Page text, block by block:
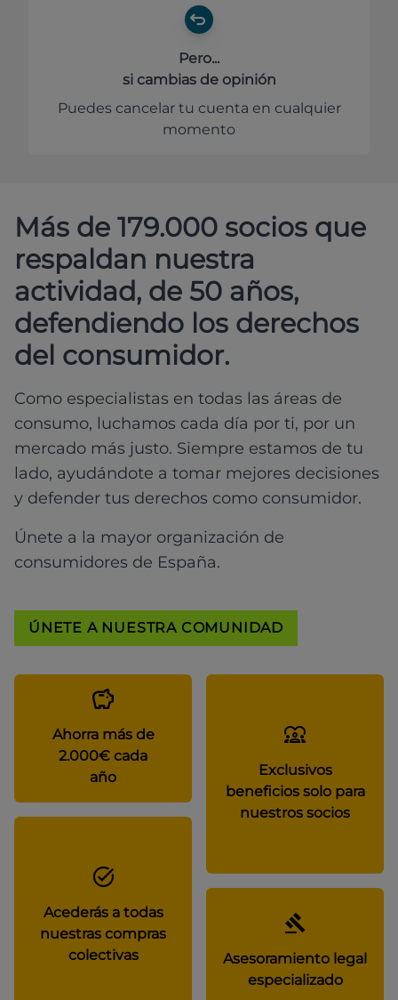
Pero...
si cambias de opinión
Puedes cancelar tu cuenta en cualquier
momento
Más de 179.000 socios que
respaldan nuestra
actividad, de 50 años,
defendiendo los derechos
del consumidor.
Como especialistas en todas las áreas de
consumo, luchamos cada día por ti, por un
mercado más justo. Siempre estamos de tu
lado, ayudándote a tomar mejores decisiones
y defender tus derechos como consumidor.
Únete a la mayor organización de
consumidores de España.
ÚNETE A NUESTRA COMUNIDAD
Ahorra más de
2.000€ cada
año
Exclusivos
beneficios solo para
nuestros socios
Acederás a todas
nuestras compras
colectivas
Asesoramiento legal
especializado